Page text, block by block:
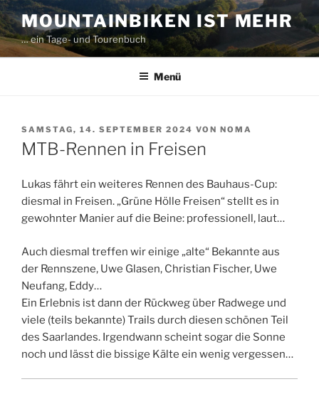
Zum
Inhalt
springen
MOUNTAINBIKEN IST MEHR
… ein Tage- und Tourenbuch
Menü
VERÖFFENTLICHT
AM
SAMSTAG, 14. SEPTEMBER 2024 VON NOMA
MTB-Rennen in Freisen
Lukas fährt ein weiteres Rennen des Bauhaus-Cup:
diesmal in Freisen. „Grüne Hölle Freisen“ stellt es in
gewohnter Manier auf die Beine: professionell, laut…
Auch diesmal treffen wir einige „alte“ Bekannte aus
der Rennszene, Uwe Glasen, Christian Fischer, Uwe
Neufang, Eddy…
Ein Erlebnis ist dann der Rückweg über Radwege und
viele (teils bekannte) Trails durch diesen schönen Teil
des Saarlandes. Irgendwann scheint sogar die Sonne
noch und lässt die bissige Kälte ein wenig vergessen…